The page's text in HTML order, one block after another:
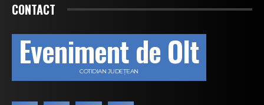
CONTACT
Eveniment de Olt
COTIDIAN JUDEȚEAN